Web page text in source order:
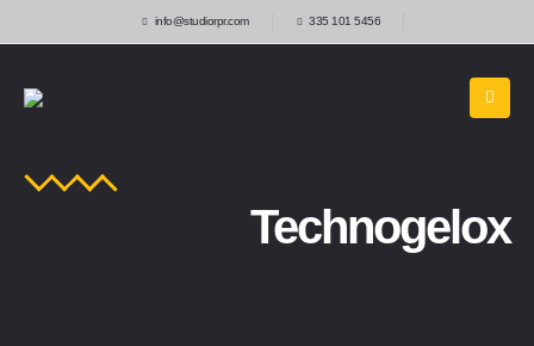
info@studiorpr.com 335 101 5456
Technogelox